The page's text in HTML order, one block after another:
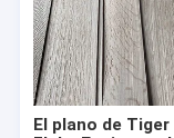
Hogar
Productos
Sobre
El plano de Tiger